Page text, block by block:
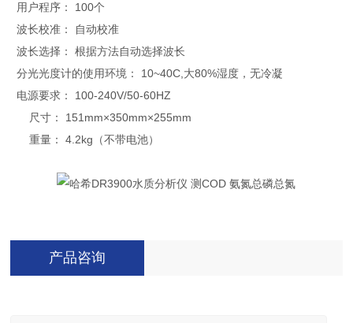
用户程序： 100个
波长校准： 自动校准
波长选择： 根据方法自动选择波长
分光光度计的使用环境： 10~40C,大80%湿度，无冷凝
电源要求： 100-240V/50-60HZ
尺寸： 151mm×350mm×255mm
重量： 4.2kg（不带电池）
产品咨询